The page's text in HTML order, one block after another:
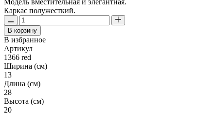
Каркас полужесткий.
В корзину
В избранное
Артикул
1366 red
Ширина (см)
13
Длина (см)
28
Высота (см)
20